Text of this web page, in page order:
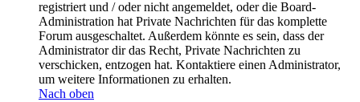
registriert und / oder nicht angemeldet, oder die Board-
Administration hat Private Nachrichten für das komplette
Forum ausgeschaltet. Außerdem könnte es sein, dass der
Administrator dir das Recht, Private Nachrichten zu
verschicken, entzogen hat. Kontaktiere einen Administrator,
um weitere Informationen zu erhalten.
Nach oben